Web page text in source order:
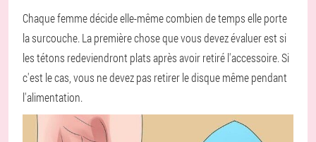
Chaque femme décide elle-même combien de temps elle porte
la surcouche. La première chose que vous devez évaluer est si
les tétons redeviendront plats après avoir retiré l'accessoire. Si
c'est le cas, vous ne devez pas retirer le disque même pendant
l'alimentation.